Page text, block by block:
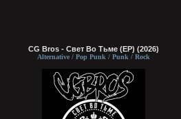
CG Bros - Свет Во Тьме (EP) (2026)
Alternative / Pop Punk / Punk / Rock